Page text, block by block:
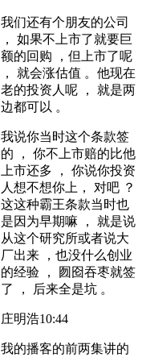
我们还有个朋友的公司
， 如果不上市了就要巨
额的回购 ，但上市了呢
， 就会涨估值 。他现在
老的投资人呢 ， 就是两
边都可以 。
我说你当时这个条款签
的 ， 你不上市赔的比他
上市还多 ， 你说你投资
人想不想你上， 对吧 ？
这这种霸王条款当时也
是因为早期嘛 ， 就是说
从这个研究所或者说大
厂出来 ，也没什么创业
的经验 ， 囫囵吞枣就签
了 ， 后来全是坑 。
庄明浩10:44
我的播客的前两集讲的